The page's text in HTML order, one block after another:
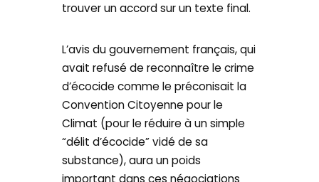
trouver un accord sur un texte final.
L’avis du gouvernement français, qui
avait refusé de reconnaître le crime
d’écocide comme le préconisait la
Convention Citoyenne pour le
Climat (pour le réduire à un simple
“délit d’écocide” vidé de sa
substance), aura un poids
important dans ces négociations